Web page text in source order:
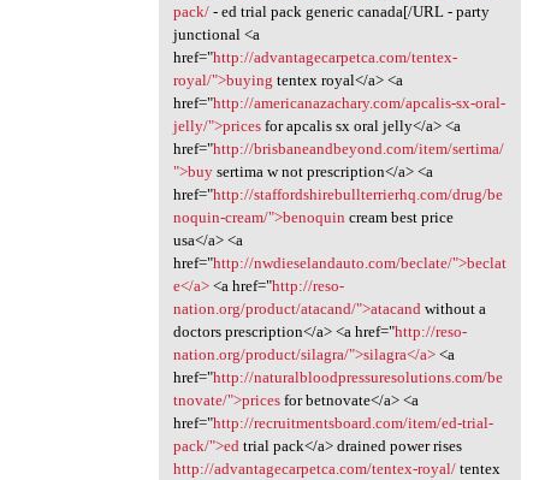
pack/- ed trial pack generic canada[/URL - party
junctional <a
href="http://advantagecarpetca.com/tentex-
royal/">buying tentex royal</a> <a
href="http://americanazachary.com/apcalis-sx-oral-
jelly/">pricesfor apcalis sx oral jelly</a> <a
href="http://brisbaneandbeyond.com/item/sertima/
">buysertima w not prescription</a> <a
href="http://staffordshirebullterrierhq.com/drug/be
noquin-cream/">benoquin cream best price
usa</a> <a
href="http://nwdieselandauto.com/beclate/">beclat
e</a><a href="http://reso-
nation.org/product/atacand/">atacand without a
doctors prescription</a> <a href="http://reso-
nation.org/product/silagra/">silagra</a><a
href="http://naturalbloodpressuresolutions.com/be
tnovate/">pricesfor betnovate</a> <a
href="http://recruitmentsboard.com/item/ed-trial-
pack/">ed trial pack</a> drained power rises
http://advantagecarpetca.com/tentex-royal/tentex